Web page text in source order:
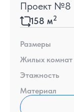
Проект №8
158 м2
Размеры
Жилых комнат
Этажность
Материал